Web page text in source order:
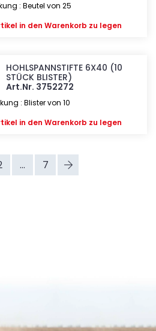
: Beutel von 25
in den Warenkorb zu legen
HOHLSPANNSTIFTE 6X40 (10
STÜCK BLISTER)
Art.Nr. 3752272
: Blister von 10
in den Warenkorb zu legen
... 7